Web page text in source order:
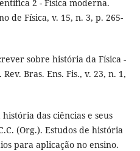
2 - Física moderna.
de Física, v. 15, n. 3, p. 265-
sobre história da Física -
Bras. Ens. Fis., v. 23, n. 1,
das ciências e seus
(Org.). Estudos de história
para aplicação no ensino.